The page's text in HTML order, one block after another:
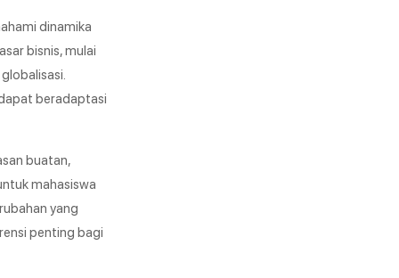
dinamika
bisnis, mulai
beradaptasi
buatan,
mahasiswa
yang
penting bagi